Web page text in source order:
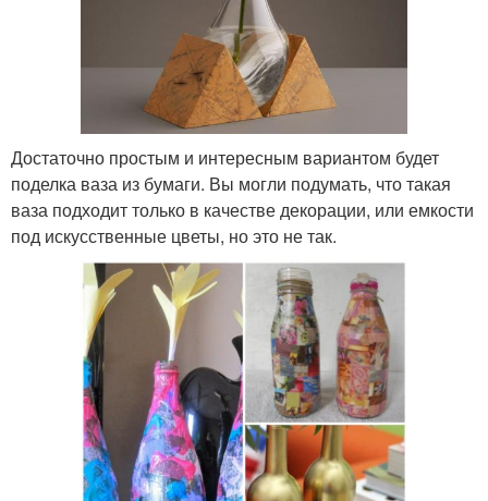
Достаточно простым и интересным вариантом будет
поделка ваза из бумаги. Вы могли подумать, что такая
ваза подходит только в качестве декорации, или емкости
под искусственные цветы, но это не так.